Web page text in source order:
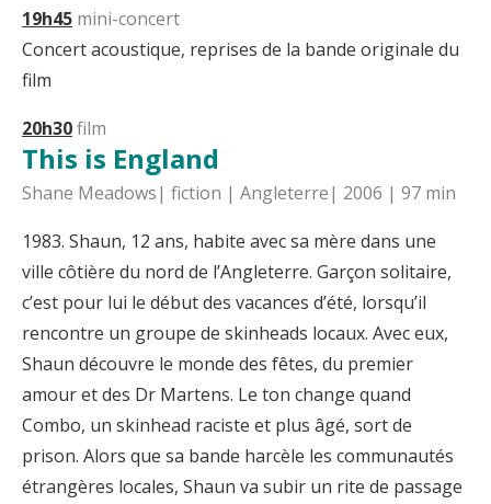
19h45 mini-concert
Concert acoustique, reprises de la bande originale du
film
20h30film
This is England
Shane Meadows| fiction | Angleterre| 2006 | 97 min
1983. Shaun, 12 ans, habite avec sa mère dans une
ville côtière du nord de l’Angleterre. Garçon solitaire,
c’est pour lui le début des vacances d’été, lorsqu’il
rencontre un groupe de skinheads locaux. Avec eux,
Shaun découvre le monde des fêtes, du premier
amour et des Dr Martens. Le ton change quand
Combo, un skinhead raciste et plus âgé, sort de
prison. Alors que sa bande harcèle les communautés
étrangères locales, Shaun va subir un rite de passage